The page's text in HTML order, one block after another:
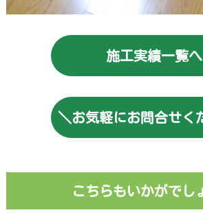
施工実績一覧へ
＼お気軽にお問合せく
こちらもいかがでし